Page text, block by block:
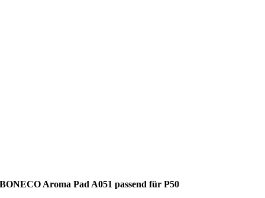
BONECO Aroma Pad A051 passend für P50